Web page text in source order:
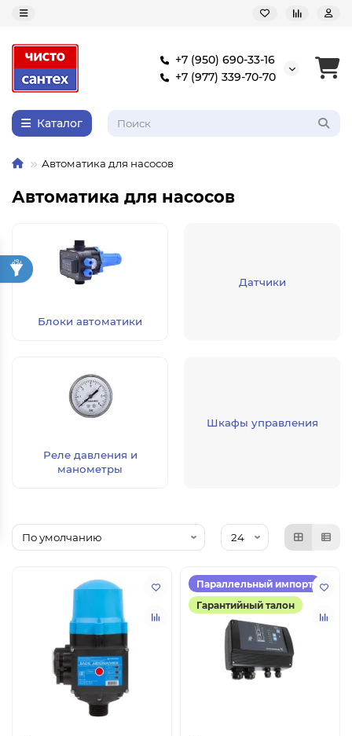
+7 (950) 690-33-16
+7 (977) 339-70-70
Каталог
Автоматика для насосов
Автоматика для насосов
Блоки автоматики
Датчики
Реле давления и
манометры
Шкафы управления
Параллельный импорт
Гарантийный талон